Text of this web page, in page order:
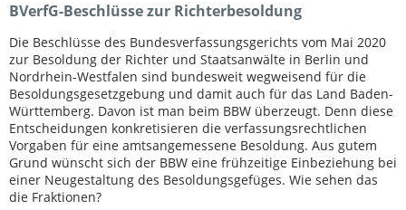
BVerfG-Beschlüsse zur Richterbesoldung
Die Beschlüsse des Bundesverfassungsgerichts vom Mai 2020
zur Besoldung der Richter und Staatsanwälte in Berlin und
Nordrhein-Westfalen sind bundesweit wegweisend für die
Besoldungsgesetzgebung und damit auch für das Land Baden-
Württemberg. Davon ist man beim BBW überzeugt. Denn diese
Entscheidungen konkretisieren die verfassungsrechtlichen
Vorgaben für eine amtsangemessene Besoldung. Aus gutem
Grund wünscht sich der BBW eine frühzeitige Einbeziehung bei
einer Neugestaltung des Besoldungsgefüges. Wie sehen das
die Fraktionen?